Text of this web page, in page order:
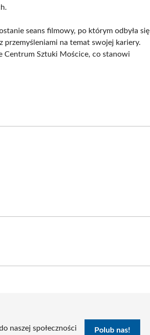
seans filmowy, po którym odbyła się
na temat swojej kariery.
Centrum Sztuki Mościce, co stanowi
naszej społeczności
Polub nas!